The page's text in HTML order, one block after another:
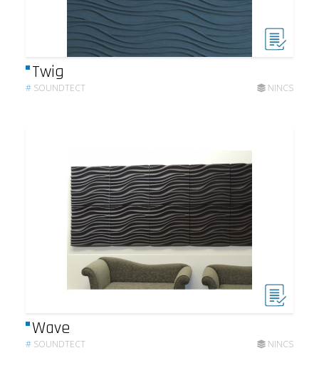
Twig
# SOUNDTECT NINCS
Wave
# SOUNDTECT NINCS